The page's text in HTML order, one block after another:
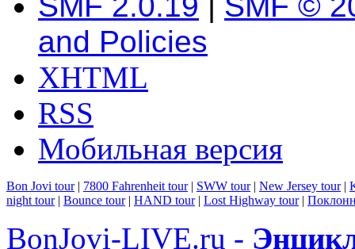
and Policies
XHTML
RSS
Мобильная версия
Bon Jovi tour| 7800 Fahrenheit tour| SWW tour| New Jersey tour|
night tour| Bounce tour| HAND tour| Lost Highway tour|
BonJovi-LIVE.ru -